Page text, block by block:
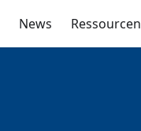
News Ressourcen